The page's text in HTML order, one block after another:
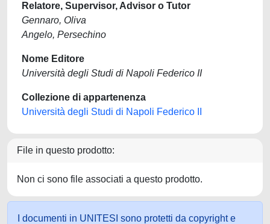
Relatore, Supervisor, Advisor o Tutor
Gennaro, Oliva
Angelo, Persechino
Nome Editore
Università degli Studi di Napoli Federico II
Collezione di appartenenza
Università degli Studi di Napoli Federico II
File in questo prodotto:
Non ci sono file associati a questo prodotto.
I documenti in UNITESI sono protetti da copyright e